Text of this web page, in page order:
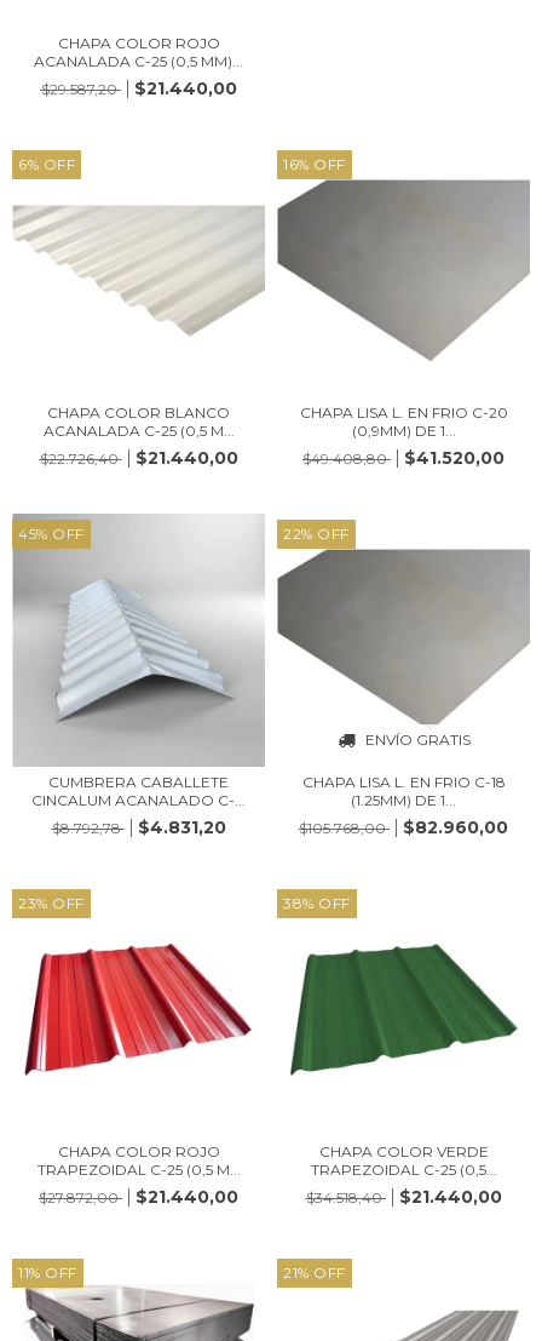
CHAPA COLOR ROJO
ACANALADA C-25 (0,5 MM)...
$29.587,20
$21.440,00
6% OFF
CHAPA COLOR BLANCO
ACANALADA C-25 (0,5 M...
$22.726,40
$21.440,00
16% OFF
CHAPA LISA L. EN FRIO C-20
(0,9MM) DE 1...
$49.408,80
$41.520,00
45% OFF
CUMBRERA CABALLETE
CINCALUM ACANALADO C-...
$8.792,78
$4.831,20
22% OFF
ENVÍO GRATIS
CHAPA LISA L. EN FRIO C-18
(1.25MM) DE 1...
$105.768,00
$82.960,00
23% OFF
CHAPA COLOR ROJO
TRAPEZOIDAL C-25 (0,5 M...
$27.872,00
$21.440,00
38% OFF
CHAPA COLOR VERDE
TRAPEZOIDAL C-25 (0,5...
$34.518,40
$21.440,00
11% OFF 21% OFF